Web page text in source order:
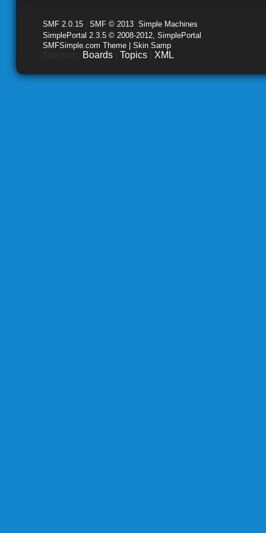
SMF 2.0.15 SMF © 2013 Simple Machines
SimplePortal 2.3.5 © 2008-2012, SimplePortal
SMFSimple.com Theme | Skin Samp
Boards Topics XML